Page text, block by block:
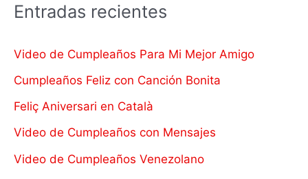
Entradas recientes
Video de Cumpleaños Para Mi Mejor Amigo
Cumpleaños Feliz con Canción Bonita
Feliç Aniversari en Català
Video de Cumpleaños con Mensajes
Video de Cumpleaños Venezolano